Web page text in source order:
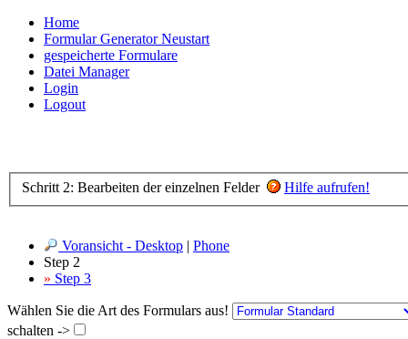
Home
Formular Generator Neustart
gespeicherte Formulare
Datei Manager
Login
Logout
Schritt 2: Bearbeiten der einzelnen Felder Hilfe aufrufen!
Voransicht - Desktop | Phone
Step 2
» Step 3
Wählen Sie die Art des Formulars aus!
schalten ->